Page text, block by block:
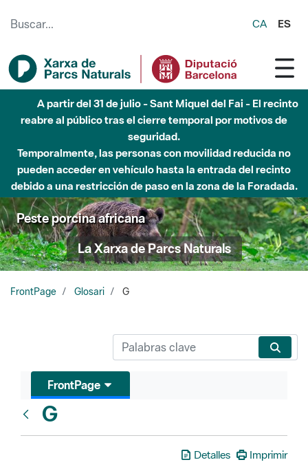
CA ES
A partir del 31 de julio - Sant Miquel del Fai - El recinto
reabre al público tras el cierre temporal por motivos de
seguridad.
Temporalmente, las personas con movilidad reducida no
pueden acceder en vehículo hasta la entrada del recinto
debido a una restricción de paso en la zona de la Foradada.
Peste porcina africana
La Xarxa de Parcs Naturals
FrontPage Glosari G
FrontPage
G
Detalles Imprimir